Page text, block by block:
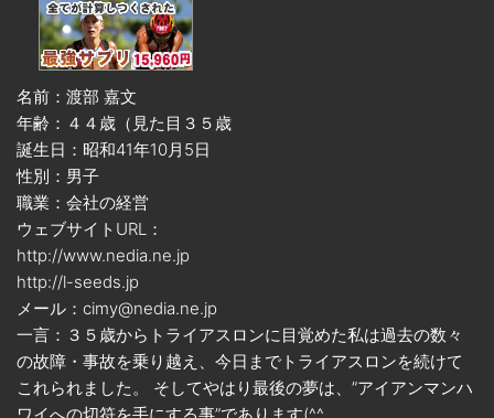
名前：渡部 嘉文
年齢：４４歳（見た目３５歳
誕生日：昭和41年10月5日
性別：男子
職業：会社の経営
ウェブサイトURL：
http://www.nedia.ne.jp
http://l-seeds.jp
メール：cimy@nedia.ne.jp
一言：３５歳からトライアスロンに目覚めた私は過去の数々
の故障・事故を乗り越え、今日までトライアスロンを続けて
これられました。 そしてやはり最後の夢は、”アイアンマンハ